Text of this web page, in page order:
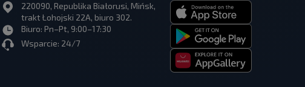
220090, Republika Białorusi, Mińsk,
trakt Łohojski 22A, biuro 302.
Biuro: Pn–Pt, 9:00–17:30
Wsparcie: 24/7